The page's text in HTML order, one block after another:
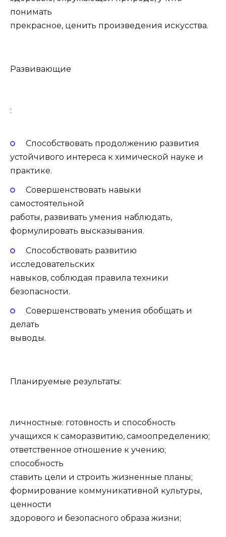
понимать
прекрасное, ценить произведения искусства.
Развивающие
:
Способствовать продолжению развития
устойчивого интереса к химической науке и
практике.
Совершенствовать навыки
самостоятельной
работы, развивать умения наблюдать,
формулировать высказывания.
Способствовать развитию
исследовательских
навыков, соблюдая правила техники
безопасности.
Совершенствовать умения обобщать и
делать
выводы.
Планируемые результаты:
личностные: готовность и способность
учащихся к саморазвитию, самоопределению;
ответственное отношение к учению;
способность
ставить цели и строить жизненные планы;
формирование коммуникативной культуры,
ценности
здорового и безопасного образа жизни;